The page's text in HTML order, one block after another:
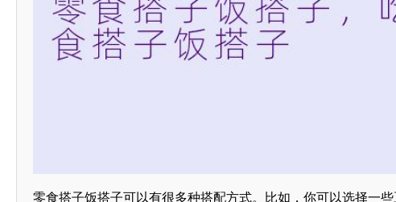
零食搭子饭搭子可以有很多种搭配方式。比如，你可以选择一